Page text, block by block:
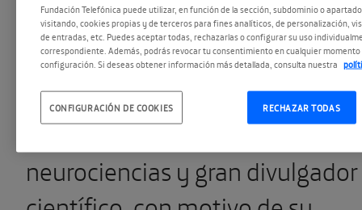
Damos la bienvenida de nuevo
en nuestro auditorio aFacundo
Manes, referente mundial de las
neurociencias y gran divulgador
Fundación Telefónica puede utilizar, en función de la sección, subdominio o
visitando, cookies propias y de terceros para fines analíticos, de personalización,
de entradas, etc. Puedes aceptar todas, rechazarlas o configurar su uso
correspondiente. Además, podrás revocar tu consentimiento en cualquier momento
configuración. Si deseas obtener información más detallada, consulta nuestra
RECHAZAR TODAS
CONFIGURACIÓN DE COOKIES